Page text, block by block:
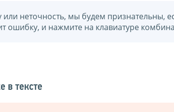
или неточность, мы будем признательны,
ошибку, и нажмите на клавиатуре
в тексте